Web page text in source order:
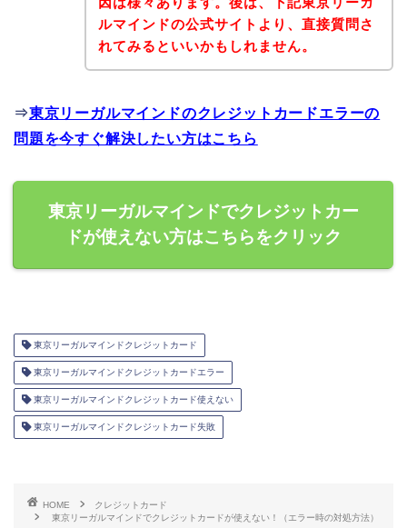
ルマインドの公式サイトより、直接質問さ
れてみるといいかもしれません。
⇒東京リーガルマインドのクレジットカードエラーの
問題を今すぐ解決したい方はこちら
東京リーガルマインドでクレジットカー
ドが使えない方はこちらをクリック
東京リーガルマインドクレジットカード
東京リーガルマインドクレジットカードエラー
東京リーガルマインドクレジットカード使えない
東京リーガルマインドクレジットカード失敗
HOME
クレジットカード
東京リーガルマインドでクレジットカードが使えない！（エラー時の対処方法）